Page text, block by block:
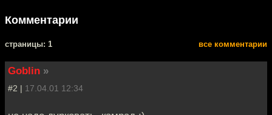
Комментарии
cтраницы: 1 все комментарии
Goblin »
#2 | 17.04.01 12:34